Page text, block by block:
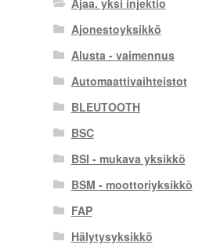
Ajaa. yksi injektio
Ajonestoyksikkö
Alusta - vaimennus
Automaattivaihteistot
BLEUTOOTH
BSC
BSI - mukava yksikkö
BSM - moottoriyksikkö
FAP
Hälytysyksikkö